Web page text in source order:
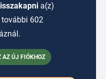
a(z)
további 602
AZ ÚJ FIÓKHOZ